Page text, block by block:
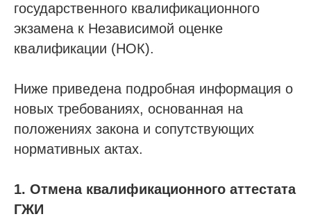
государственного квалификационного
экзамена к Независимой оценке
квалификации (НОК).
Ниже приведена подробная информация о
новых требованиях, основанная на
положениях закона и сопутствующих
нормативных актах.
1. Отмена квалификационного аттестата
ГЖИ